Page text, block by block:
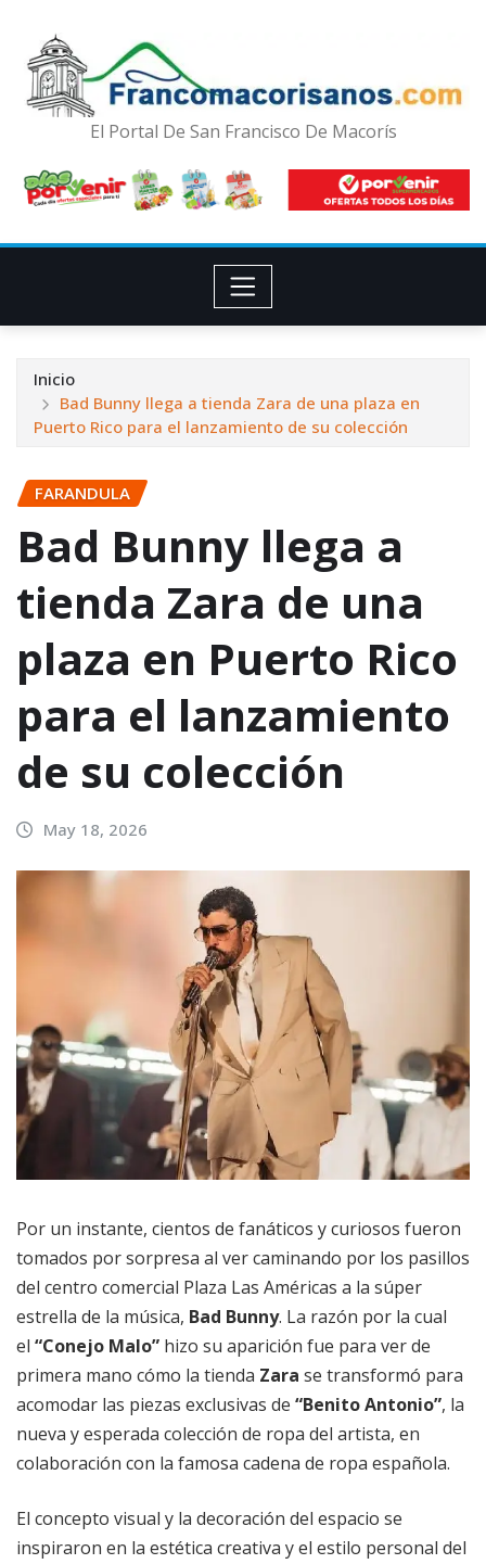
El Portal De San Francisco De Macorís
Inicio
Bad Bunny llega a tienda Zara de una plaza en
Puerto Rico para el lanzamiento de su colección
FARANDULA
Bad Bunny llega a
tienda Zara de una
plaza en Puerto Rico
para el lanzamiento
de su colección
May 18, 2026
Por un instante, cientos de fanáticos y curiosos fueron
tomados por sorpresa al ver caminando por los pasillos
del centro comercial Plaza Las Américas a la súper
estrella de la música, Bad Bunny. La razón por la cual
el “Conejo Malo” hizo su aparición fue para ver de
primera mano cómo la tienda Zara se transformó para
acomodar las piezas exclusivas de “Benito Antonio”, la
nueva y esperada colección de ropa del artista, en
colaboración con la famosa cadena de ropa española.
El concepto visual y la decoración del espacio se
inspiraron en la estética creativa y el estilo personal del